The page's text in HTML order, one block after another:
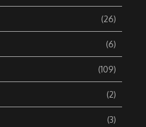
(26)
(6)
(109)
(2)
(3)